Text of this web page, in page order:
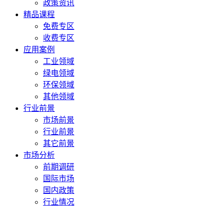
政策资讯
精品课程
免费专区
收费专区
应用案例
工业领域
绿电领域
环保领域
其他领域
行业前景
市场前景
行业前景
其它前景
市场分析
前期调研
国际市场
国内政策
行业情况